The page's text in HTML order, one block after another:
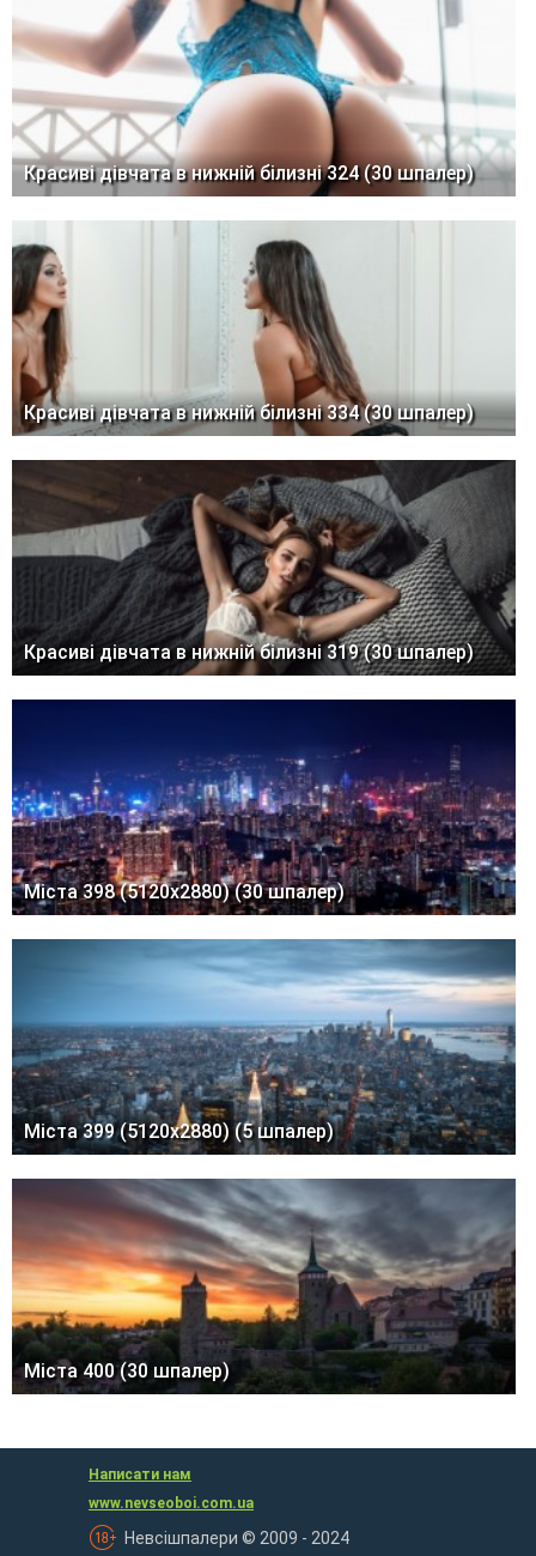
Красиві дівчата в нижній білизні 324 (30 шпалер)
Красиві дівчата в нижній білизні 334 (30 шпалер)
Красиві дівчата в нижній білизні 319 (30 шпалер)
Міста 398 (5120x2880) (30 шпалер)
Міста 399 (5120x2880) (5 шпалер)
Міста 400 (30 шпалер)
Написати нам
www.nevseoboi.com.ua
Невсішпалери © 2009 - 2024